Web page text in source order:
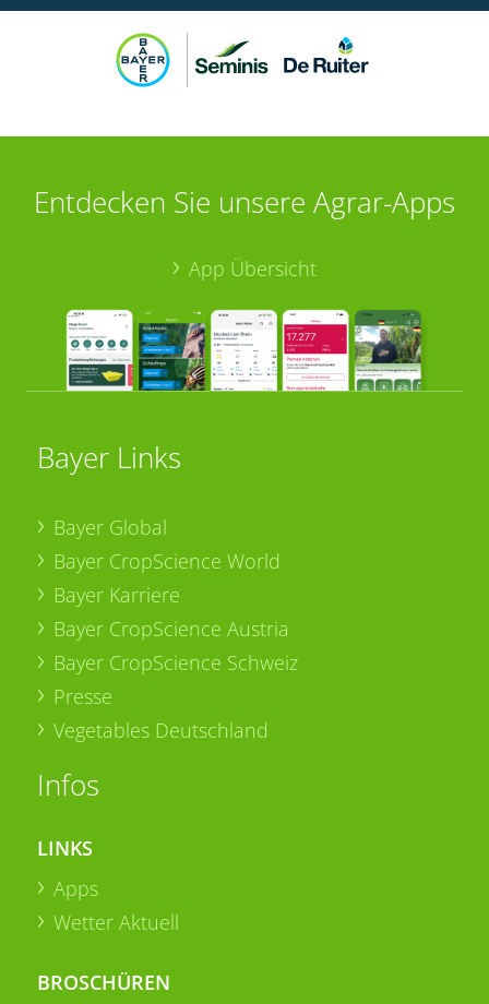
Entdecken Sie unsere Agrar-Apps
App Übersicht
Bayer Links
Bayer Global
Bayer CropScience World
Bayer Karriere
Bayer CropScience Austria
Bayer CropScience Schweiz
Presse
Vegetables Deutschland
Infos
LINKS
Apps
Wetter Aktuell
BROSCHÜREN